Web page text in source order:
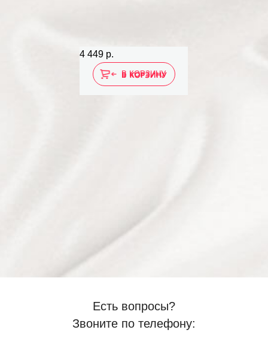
4 449 р.
В КОРЗИНУ
Есть вопросы?
Звоните по телефону: